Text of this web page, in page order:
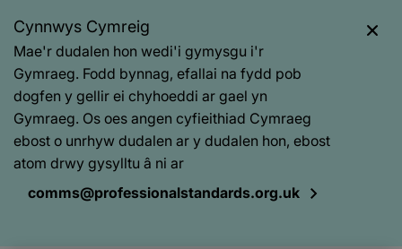
Cynnwys Cymreig
Mae'r dudalen hon wedi'i gymysgu i'r
Gymraeg. Fodd bynnag, efallai na fydd pob
dogfen y gellir ei chyhoeddi ar gael yn
Gymraeg. Os oes angen cyfieithiad Cymraeg
ebost o unrhyw dudalen ar y dudalen hon, ebost
atom drwy gysylltu â ni ar
comms@professionalstandards.org.uk